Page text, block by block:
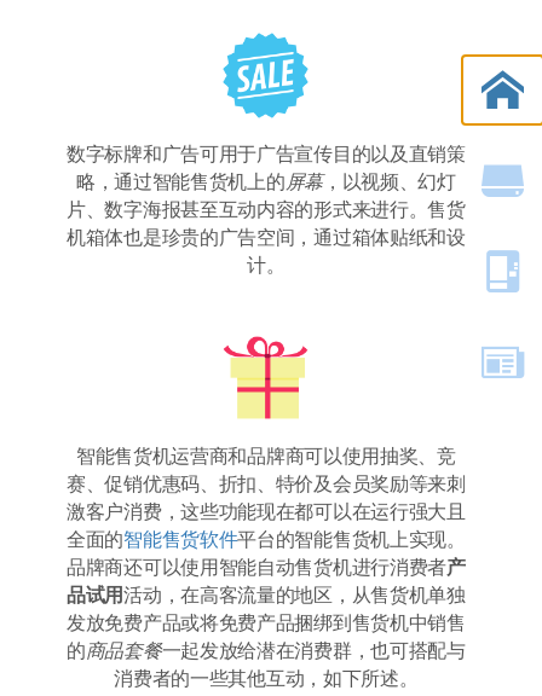
数字标牌和广告可用于广告宣传目的以及直销策
略，通过智能售货机上的屏幕，以视频、幻灯
片、数字海报甚至互动内容的形式来进行。售货
机箱体也是珍贵的广告空间，通过箱体贴纸和设
计。
智能售货机运营商和品牌商可以使用抽奖、竞
赛、促销优惠码、折扣、特价及会员奖励等来刺
激客户消费，这些功能现在都可以在运行强大且
全面的智能售货软件平台的智能售货机上实现。
品牌商还可以使用智能自动售货机进行消费者产
品试用活动，在高客流量的地区，从售货机单独
发放免费产品或将免费产品捆绑到售货机中销售
的商品套餐一起发放给潜在消费群，也可搭配与
消费者的一些其他互动，如下所述。